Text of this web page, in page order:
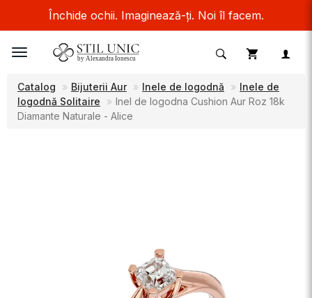
Închide ochii. Imaginează-ți. Noi îl facem.
Toggle
Catalog
Bijuterii Aur Inele de logodnă
Inele de
logodnă Solitaire
Inel de logodna Cushion Aur Roz 18k
Diamante Naturale - Alice